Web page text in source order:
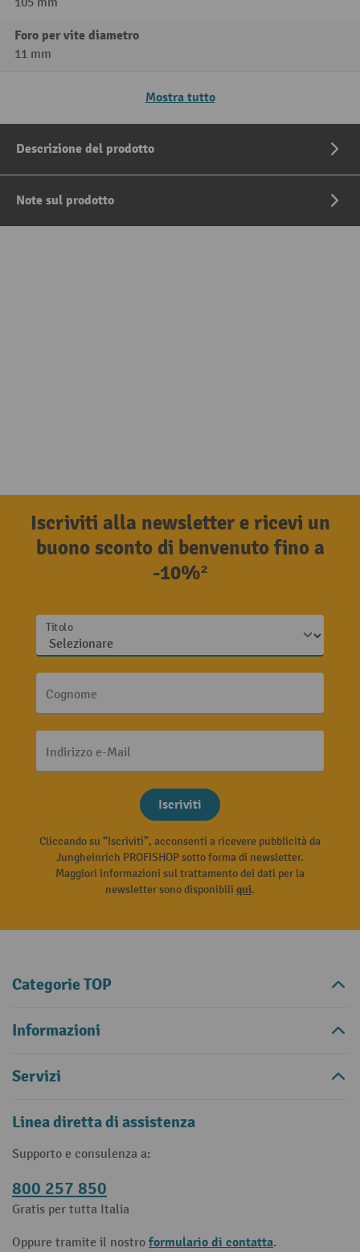
105 mm
Foro per vite diametro
11 mm
Mostra tutto
Descrizione del prodotto
Note sul prodotto
Iscriviti alla newsletter e ricevi un
buono sconto di benvenuto fino a
-10%²
Titolo
Cognome
Indirizzo e-Mail
Iscriviti
Cliccando su “Iscriviti”, acconsenti a ricevere pubblicità da
Jungheinrich PROFISHOP sotto forma di newsletter.
Maggiori informazioni sul trattamento dei dati per la
newsletter sono disponibili qui.
Categorie TOP
Informazioni
Servizi
Linea diretta di assistenza
Supporto e consulenza a:
800 257 850
Gratis per tutta Italia
Oppure tramite il nostro formulario di contatta.